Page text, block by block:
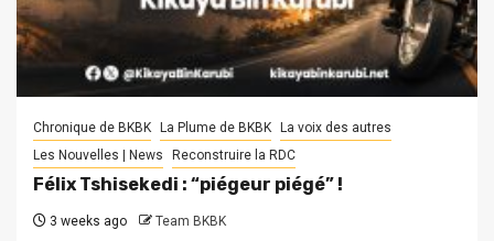
Chronique de BKBK La Plume de BKBK
La voix des autres
Les Nouvelles | News
Reconstruire la RDC
Félix Tshisekedi : “piégeur piégé” !
3 weeks ago Team BKBK